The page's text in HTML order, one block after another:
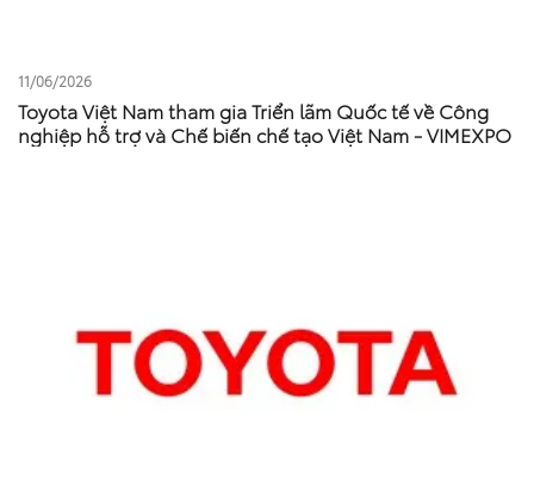
11/06/2026
Toyota Việt Nam tham gia Triển lãm Quốc tế về Công
nghiệp hỗ trợ và Chế biến chế tạo Việt Nam - VIMEXPO